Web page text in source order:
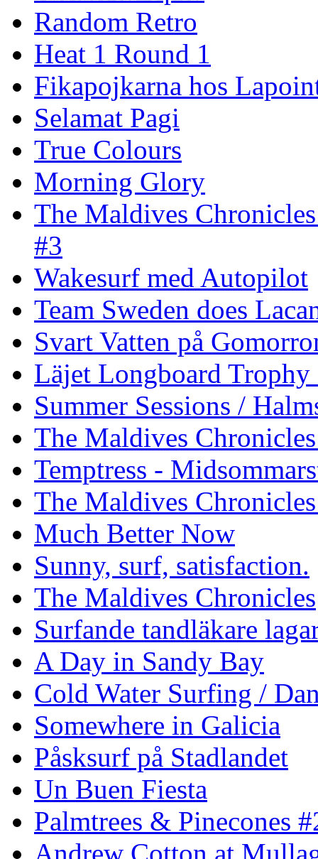
Random Retro
Heat 1 Round 1
Fikapojkarna hos
Selamat Pagi
True Colours
Morning Glory
The Maldives
#3
Wakesurf med Autopilot
Team Sweden does
Svart Vatten på
Läjet Longboard
Summer Sessions /
The Maldives
Temptress -
The Maldives
Much Better Now
Sunny, surf, satisfaction.
The Maldives Chronicles
Surfande tandläkare
A Day in Sandy Bay
Cold Water Surfing /
Somewhere in Galicia
Påsksurf på Stadlandet
Un Buen Fiesta
Palmtrees & Pinecones
Andrew Cotton at